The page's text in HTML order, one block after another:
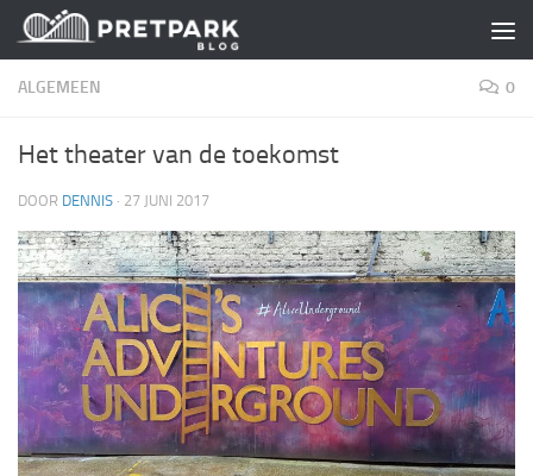
Skip to content
ALGEMEEN 0
Het theater van de toekomst
DOOR DENNIS · 27 JUNI 2017